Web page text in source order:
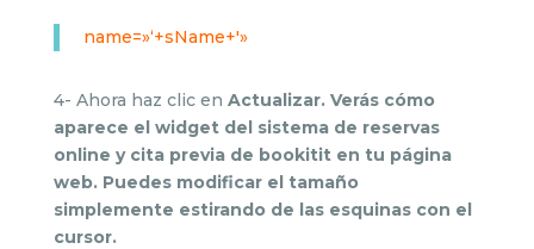
name=»‘+sName+'»
4- Ahora haz clic en Actualizar. Verás cómo
aparece el widget del sistema de reservas
online y cita previa de bookititen tu página
web. Puedes modificar el tamaño
simplemente estirando de las esquinas con el
cursor.